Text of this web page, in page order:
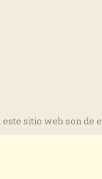
sitio web son de